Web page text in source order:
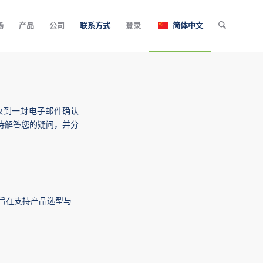
产品 公司 联系方式 登录 简体中文
一封电子邮件确认
解答您的疑问，并分
在支持产品选型与